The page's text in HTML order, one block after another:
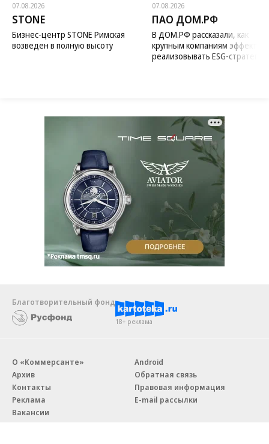
07.08.2026
STONE
Бизнес-центр STONE Римская
возведен в полную высоту
07.08.2026
ПАО ДОМ.РФ
В ДОМ.РФ рассказали, как
крупным компаниям
реализовывать ESG-стратегию
Благотворительный фонд
18+ реклама
О «Коммерсанте»
Архив
Контакты
Реклама
Вакансии
Android
Обратная связь
Правовая информация
E-mail рассылки